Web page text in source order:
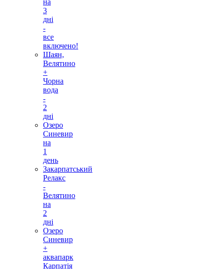
на
3
дні
-
все
включено!
Шаян,
Велятино
+
Чорна
вода
-
2
дні
Озеро
Синевир
на
1
день
Закарпатський
Релакс
-
Велятино
на
2
дні
Озеро
Синевир
+
аквапарк
Карпатія